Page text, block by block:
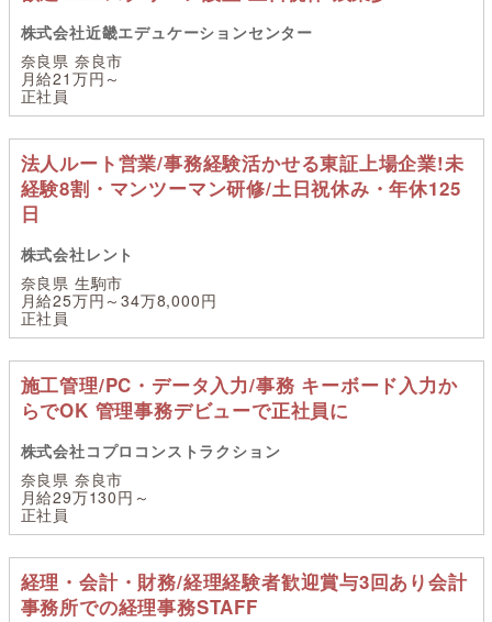
株式会社近畿エデュケーションセンター
奈良県 奈良市
月給21万円～
正社員
法人ルート営業/事務経験活かせる東証上場企業!未
経験8割・マンツーマン研修/土日祝休み・年休125
日
株式会社レント
奈良県 生駒市
月給25万円～34万8,000円
正社員
施工管理/PC・データ入力/事務 キーボード入力か
らでOK 管理事務デビューで正社員に
株式会社コプロコンストラクション
奈良県 奈良市
月給29万130円～
正社員
経理・会計・財務/経理経験者歓迎賞与3回あり会計
事務所での経理事務STAFF